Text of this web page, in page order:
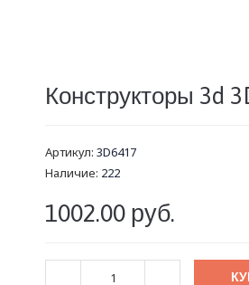
Конструкторы 3d
Артикул: 3D6417
Наличие: 222
1002.00 руб.